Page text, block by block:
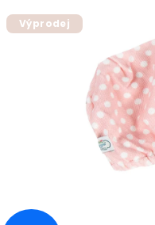
produktu
hvězdiček.
Výprodej